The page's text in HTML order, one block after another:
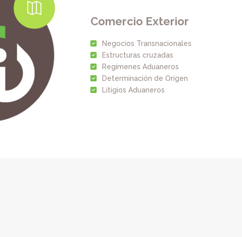
Comercio Exterior
Negocios Transnacionales
Estructuras cruzadas
Regímenes Aduaneros
Determinación de Origen
Litigios Aduaneros